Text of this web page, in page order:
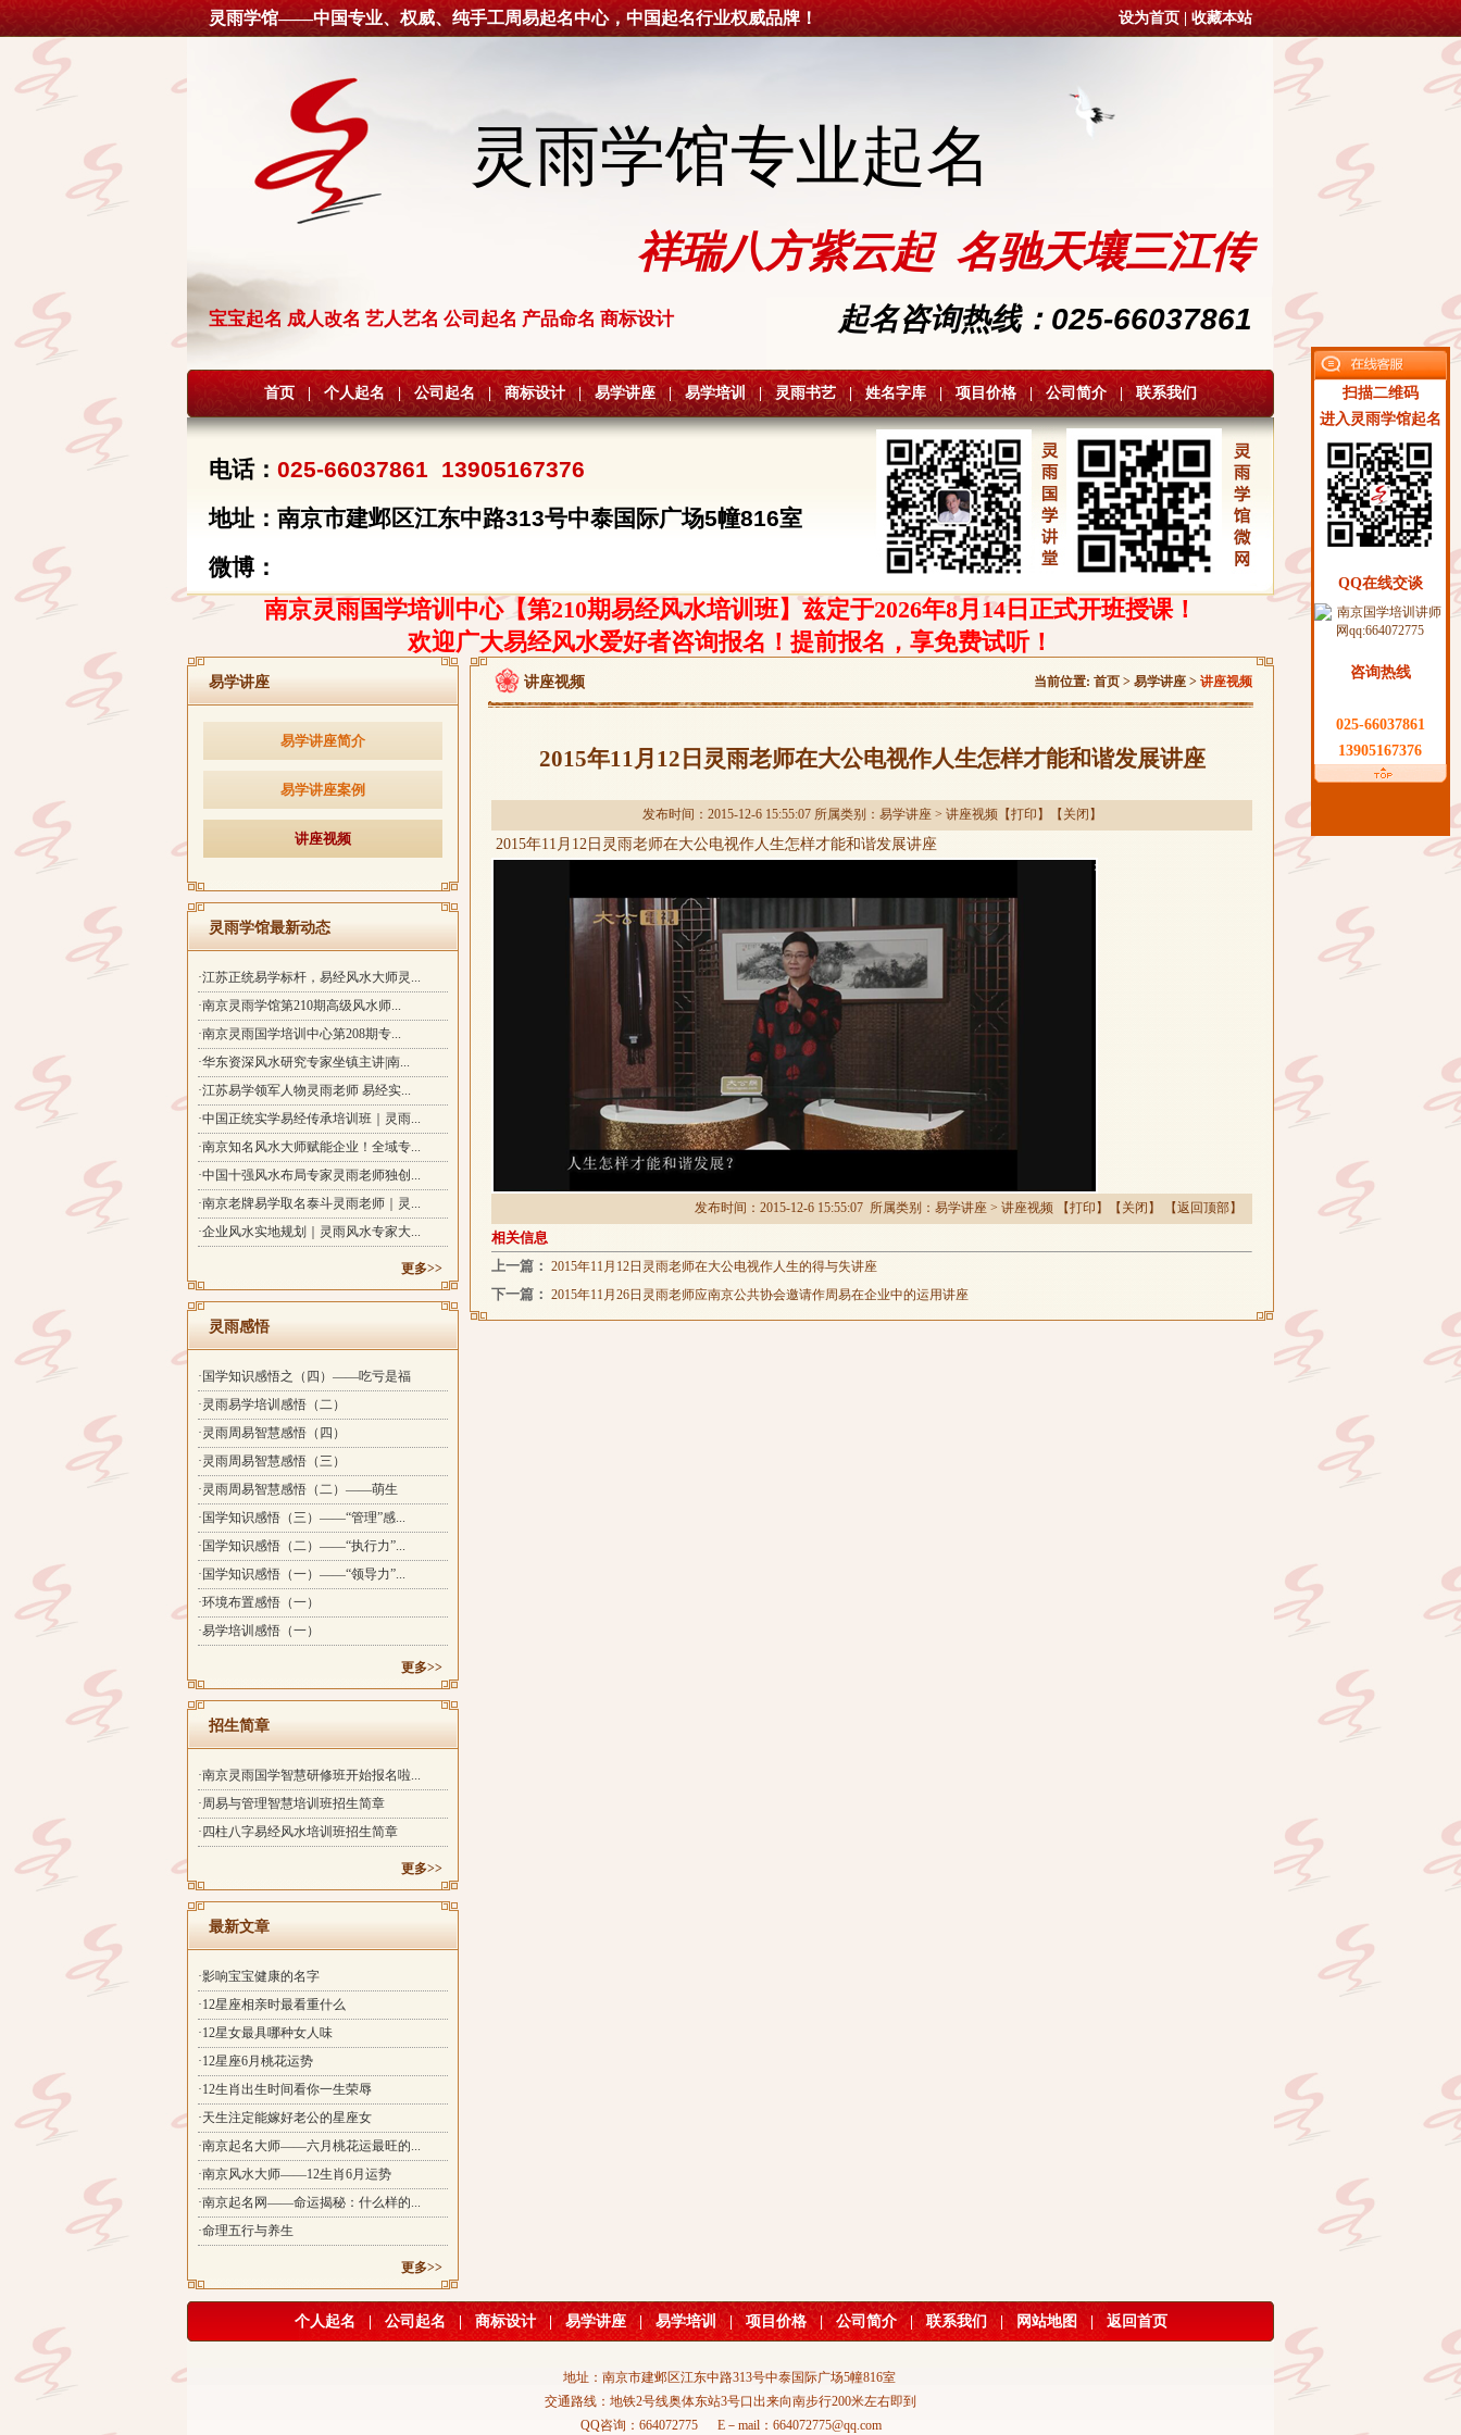
扫描二维码
进入灵雨学馆起名
QQ在线交谈
咨询热线
025-66037861
13905167376
灵雨学馆——中国专业、权威、纯手工周易起名中心，中国起名行业权威品牌！ 设为首页 收藏本站
灵雨学馆专业起名
祥瑞八方紫云起 名驰天壤三江传
宝宝起名 成人改名 艺人艺名 公司起名 产品命名 商标设计 起名咨询热线：025-66037861
首页 | 个人起名 | 公司起名 | 商标设计 | 易学讲座 | 易学培训 | 灵雨书艺 | 姓名字库 | 项目价格 公司简介 联系我们
电话： 025-66037861 13905167376
地址：南京市建邺区江东中路313号中泰国际广场5幢816室
微博：
南京灵雨国学培训中心【第210期易经风水培训班】兹定于2026年8月14日正式开班授课！
欢迎广大易经风水爱好者咨询报名！提前报名，享免费试听！
易学讲座
易学讲座简介
易学讲座案例
讲座视频
灵雨学馆最新动态
·江苏正统易学标杆，易经风水大师灵...
·南京灵雨学馆第210期高级风水师...
·南京灵雨国学培训中心第208期专...
·华东资深风水研究专家坐镇主讲|南...
·江苏易学领军人物灵雨老师 易经实...
·中国正统实学易经传承培训班｜灵雨...
·南京知名风水大师赋能企业！全域专...
·中国十强风水布局专家灵雨老师独创...
·南京老牌易学取名泰斗灵雨老师｜灵...
·企业风水实地规划｜灵雨风水专家大...
更多>>
灵雨感悟
·国学知识感悟之（四）——吃亏是福
·灵雨易学培训感悟（二）
·灵雨周易智慧感悟（四）
·灵雨周易智慧感悟（三）
·灵雨周易智慧感悟（二）——萌生
·国学知识感悟（三）——“管理”感...
·国学知识感悟（二）——“执行力”...
·国学知识感悟（一）——“领导力”...
·环境布置感悟（一）
·易学培训感悟（一）
更多>>
招生简章
·南京灵雨国学智慧研修班开始报名啦...
·周易与管理智慧培训班招生简章
·四柱八字易经风水培训班招生简章
更多>>
最新文章
·影响宝宝健康的名字
·12星座相亲时最看重什么
·12星女最具哪种女人味
·12星座6月桃花运势
·12生肖出生时间看你一生荣辱
·天生注定能嫁好老公的星座女
·南京起名大师——六月桃花运最旺的...
·南京风水大师——12生肖6月运势
·南京起名网——命运揭秘：什么样的...
·命理五行与养生
更多>>
讲座视频 当前位置: 首页 > 易学讲座 > 讲座视频
2015年11月12日灵雨老师在大公电视作人生怎样才能和谐发展讲座
发布时间：2015-12-6 15:55:07 所属类别： 易学讲座> 讲座视频【打印 】【 关闭 】
2015年11 月 12 日灵雨老师在大公电视作人生怎样才能和谐发展讲座
发布时间：2015-12-6 15:55:07 所属类别： 易学讲座 > 讲座视频 【打印 】【 关闭 】 【返回顶部】
相关信息
上一篇： 2015年11月12日灵雨老师在大公电视作人生的得与失讲座
下一篇： 2015年11月26日灵雨老师应南京公共协会邀请作周易在企业中的运用讲座
个人起名 公司起名 | 商标设计 | 易学讲座 | 易学培训 | 项目价格 | 公司简介 | 联系我们 | 网站地图 返回首页
地址：南京市建邺区江东中路313号中泰国际广场5幢816室
交通路线：地铁2号线奥体东站3号口出来向南步行200米左右即到
QQ咨询：664072775 E－mail：664072775@qq.com